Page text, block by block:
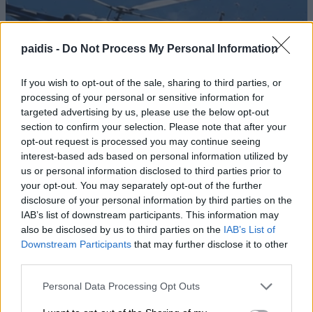
paidis - Do Not Process My Personal Information
If you wish to opt-out of the sale, sharing to third parties, or
processing of your personal or sensitive information for
targeted advertising by us, please use the below opt-out
section to confirm your selection. Please note that after your
opt-out request is processed you may continue seeing
interest-based ads based on personal information utilized by
us or personal information disclosed to third parties prior to
your opt-out. You may separately opt-out of the further
disclosure of your personal information by third parties on the
IAB’s list of downstream participants. This information may
also be disclosed by us to third parties on the IAB’s List of
Downstream Participants that may further disclose it to other
Personal Data Processing Opt Outs
Σύγκρουση ελικοπτέρων στη Ψάθα:
«Δεν υπήρξε τεχνικό πρόβλημα» – Η
έρευνα στρέφεται πλέον κυρίως στο
ζήτημα του συντονισμού των
06/08/2026 , 8:32